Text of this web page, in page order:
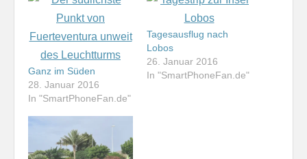
Ganz im Süden
28. Januar 2016
In "SmartPhoneFan.de"
Tagesausflug nach
Lobos
26. Januar 2016
In "SmartPhoneFan.de"